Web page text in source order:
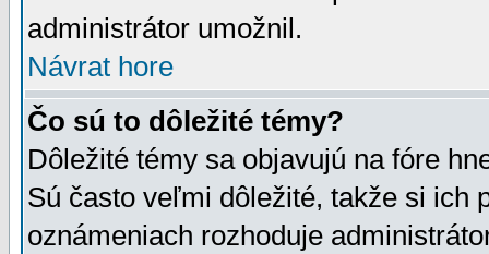
administrátor umožnil.
Návrat hore
Čo sú to dôležité témy?
Dôležité témy sa objavujú na fóre
Sú často veľmi dôležité, takže si ich
oznámeniach rozhoduje